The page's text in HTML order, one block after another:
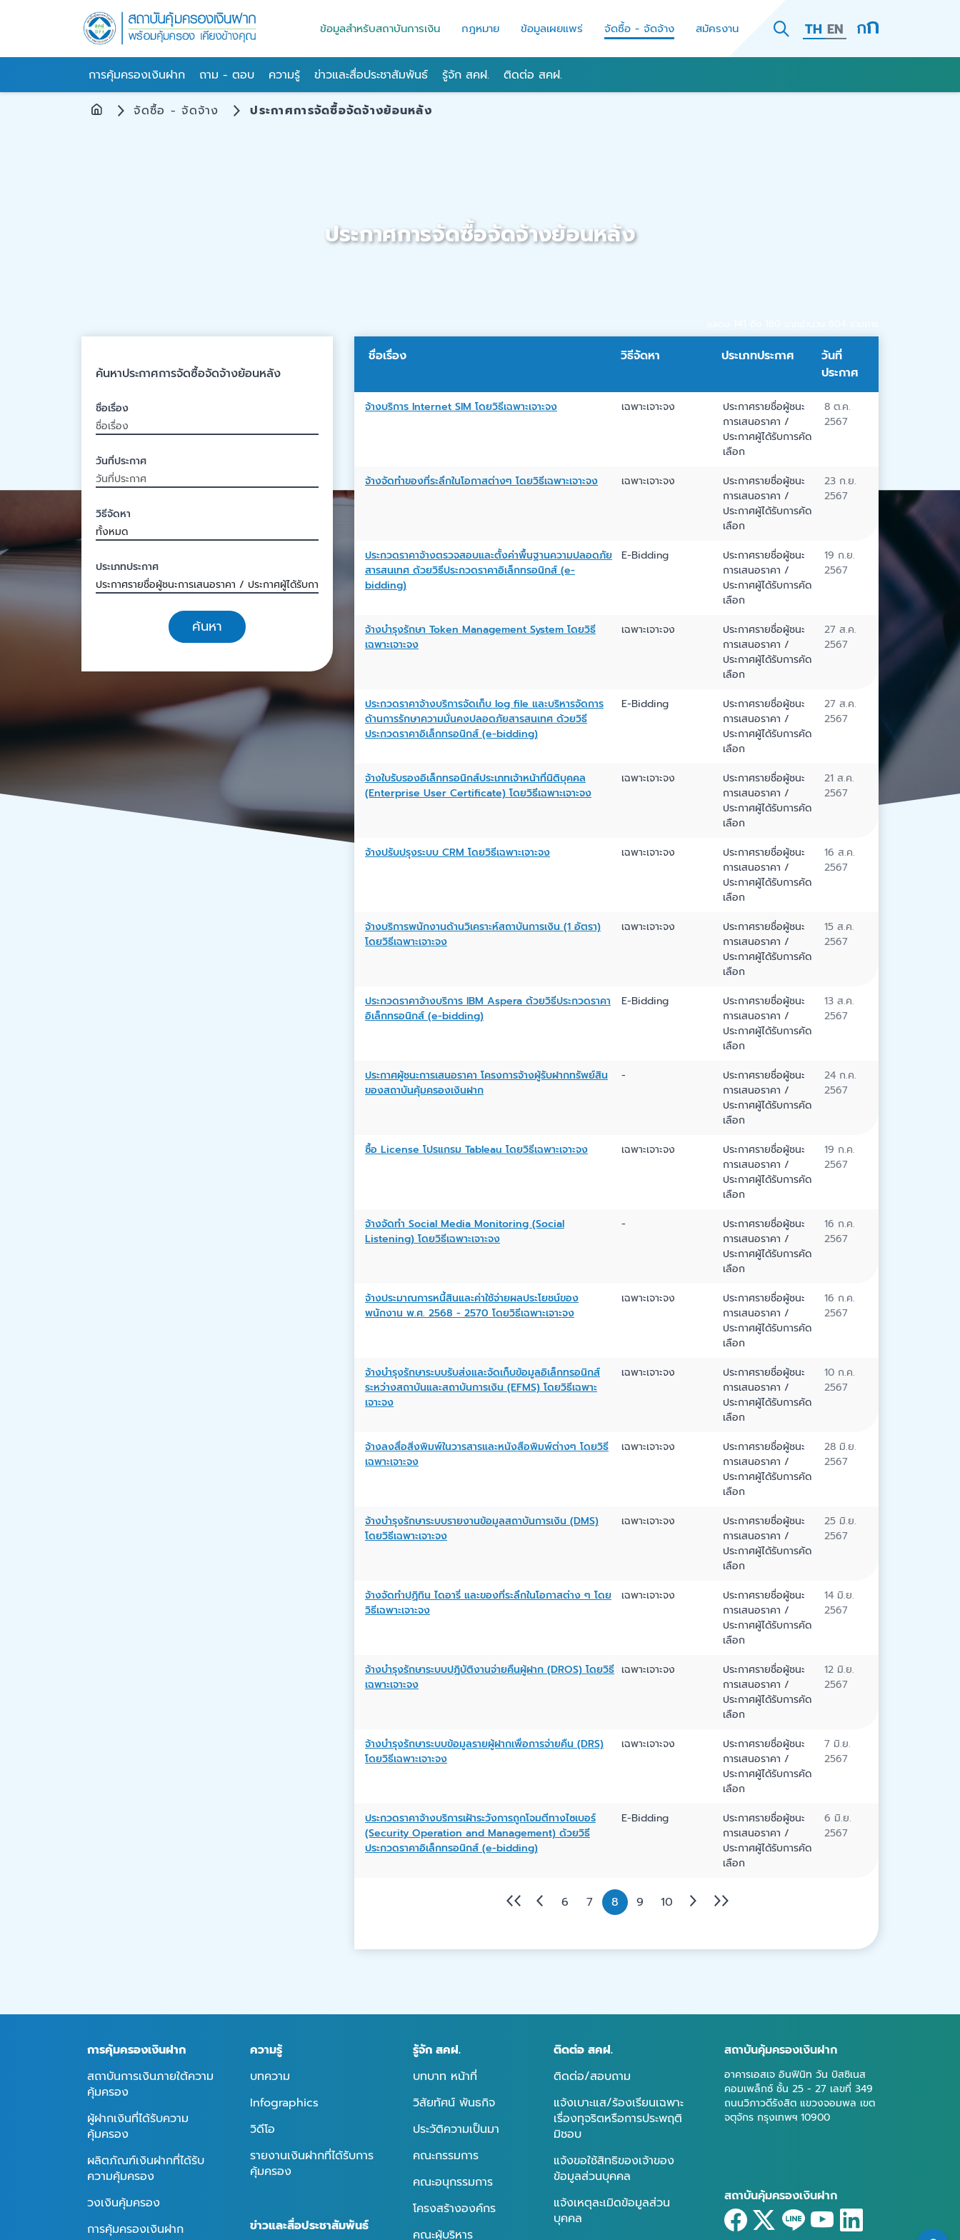
ข้อมูลสำหรับสถาบันการเงิน กฎหมาย ข้อมูลเผยแพร่ จัดซื้อ - จัดจ้าง สมัครงาน TH EN
การคุ้มครองเงินฝาก ถาม - ตอบ ความรู้ ข่าวและสื่อประชาสัมพันธ์ รู้จัก สคฝ. ติดต่อ สคฝ.
จัดซื้อ - จัดจ้าง ประกาศการจัดซื้อจัดจ้างย้อนหลัง
ประกาศการจัดซื้อจัดจ้างย้อนหลัง
ค้นหาประกาศการจัดซื้อจัดจ้างย้อนหลัง
ชื่อเรื่อง
วันที่ประกาศ
วิธีจัดหา
ประเภทประกาศ
ค้นหา
ชื่อเรื่อง วิธีจัดหา ประเภทประกาศ
วันที่
ประกาศ
จ้างบริการ Internet SIM โดยวิธีเฉพาะเจาะจง เฉพาะเจาะจง
ประกาศรายชื่อผู้ชนะ
การเสนอราคา /
ประกาศผู้ได้รับการคัด
เลือก
8 ต.ค.
2567
จ้างจัดทำของที่ระลึกในโอกาสต่างๆ โดยวิธีเฉพาะเจาะจง เฉพาะเจาะจง
ประกาศรายชื่อผู้ชนะ
การเสนอราคา /
ประกาศผู้ได้รับการคัด
เลือก
23 ก.ย.
2567
ประกวดราคาจ้างตรวจสอบและตั้งค่าพื้นฐานความปลอดภัย
สารสนเทศ ด้วยวิธีประกวดราคาอิเล็กทรอนิกส์ (e-
bidding)
E-Bidding
ประกาศรายชื่อผู้ชนะ
การเสนอราคา /
ประกาศผู้ได้รับการคัด
เลือก
19 ก.ย.
2567
จ้างบำรุงรักษา Token Management System โดยวิธี
เฉพาะเจาะจง
เฉพาะเจาะจง
ประกาศรายชื่อผู้ชนะ
การเสนอราคา /
ประกาศผู้ได้รับการคัด
เลือก
27 ส.ค.
2567
ประกวดราคาจ้างบริการจัดเก็บ log file และบริหารจัดการ
ด้านการรักษาความมั่นคงปลอดภัยสารสนเทศ ด้วยวิธี
ประกวดราคาอิเล็กทรอนิกส์ (e-bidding)
E-Bidding
ประกาศรายชื่อผู้ชนะ
การเสนอราคา /
ประกาศผู้ได้รับการคัด
เลือก
27 ส.ค.
2567
จ้างใบรับรองอิเล็กทรอนิกส์ประเภทเจ้าหน้าที่นิติบุคคล
(Enterprise User Certificate) โดยวิธีเฉพาะเจาะจง
เฉพาะเจาะจง
ประกาศรายชื่อผู้ชนะ
การเสนอราคา /
ประกาศผู้ได้รับการคัด
เลือก
21 ส.ค.
2567
จ้างปรับปรุงระบบ CRM โดยวิธีเฉพาะเจาะจง เฉพาะเจาะจง
ประกาศรายชื่อผู้ชนะ
การเสนอราคา /
ประกาศผู้ได้รับการคัด
เลือก
16 ส.ค.
2567
จ้างบริการพนักงานด้านวิเคราะห์สถาบันการเงิน (1 อัตรา)
โดยวิธีเฉพาะเจาะจง
เฉพาะเจาะจง
ประกาศรายชื่อผู้ชนะ
การเสนอราคา /
ประกาศผู้ได้รับการคัด
เลือก
15 ส.ค.
2567
ประกวดราคาจ้างบริการ IBM Aspera ด้วยวิธีประกวดราคา
อิเล็กทรอนิกส์ (e-bidding)
E-Bidding
ประกาศรายชื่อผู้ชนะ
การเสนอราคา /
ประกาศผู้ได้รับการคัด
เลือก
13 ส.ค.
2567
ประกาศผู้ชนะการเสนอราคา โครงการจ้างผู้รับฝากทรัพย์สิน
ของสถาบันคุ้มครองเงินฝาก
-
ประกาศรายชื่อผู้ชนะ
การเสนอราคา /
ประกาศผู้ได้รับการคัด
เลือก
24 ก.ค.
2567
ซื้อ License โปรแกรม Tableau โดยวิธีเฉพาะเจาะจง เฉพาะเจาะจง
ประกาศรายชื่อผู้ชนะ
การเสนอราคา /
ประกาศผู้ได้รับการคัด
เลือก
19 ก.ค.
2567
จ้างจัดทำ Social Media Monitoring (Social
Listening) โดยวิธีเฉพาะเจาะจง
-
ประกาศรายชื่อผู้ชนะ
การเสนอราคา /
ประกาศผู้ได้รับการคัด
เลือก
16 ก.ค.
2567
จ้างประมาณการหนี้สินและค่าใช้จ่ายผลประโยชน์ของ
พนักงาน พ.ศ. 2568 - 2570 โดยวิธีเฉพาะเจาะจง
เฉพาะเจาะจง
ประกาศรายชื่อผู้ชนะ
การเสนอราคา /
ประกาศผู้ได้รับการคัด
เลือก
16 ก.ค.
2567
จ้างบำรุงรักษาระบบรับส่งและจัดเก็บข้อมูลอิเล็กทรอนิกส์
ระหว่างสถาบันและสถาบันการเงิน (EFMS) โดยวิธีเฉพาะ
เจาะจง
เฉพาะเจาะจง
ประกาศรายชื่อผู้ชนะ
การเสนอราคา /
ประกาศผู้ได้รับการคัด
เลือก
10 ก.ค.
2567
จ้างลงสื่อสิ่งพิมพ์ในวารสารและหนังสือพิมพ์ต่างๆ โดยวิธี
เฉพาะเจาะจง
เฉพาะเจาะจง
ประกาศรายชื่อผู้ชนะ
การเสนอราคา /
ประกาศผู้ได้รับการคัด
เลือก
28 มิ.ย.
2567
จ้างบำรุงรักษาระบบรายงานข้อมูลสถาบันการเงิน (DMS)
โดยวิธีเฉพาะเจาะจง
เฉพาะเจาะจง
ประกาศรายชื่อผู้ชนะ
การเสนอราคา /
ประกาศผู้ได้รับการคัด
เลือก
25 มิ.ย.
2567
จ้างจัดทำปฏิทิน ไดอารี่ และของที่ระลึกในโอกาสต่าง ๆ โดย
วิธีเฉพาะเจาะจง
เฉพาะเจาะจง
ประกาศรายชื่อผู้ชนะ
การเสนอราคา /
ประกาศผู้ได้รับการคัด
เลือก
14 มิ.ย.
2567
จ้างบำรุงรักษาระบบปฏิบัติงานจ่ายคืนผู้ฝาก (DROS) โดยวิธี
เฉพาะเจาะจง
เฉพาะเจาะจง
ประกาศรายชื่อผู้ชนะ
การเสนอราคา /
ประกาศผู้ได้รับการคัด
เลือก
12 มิ.ย.
2567
จ้างบำรุงรักษาระบบข้อมูลรายผู้ฝากเพื่อการจ่ายคืน (DRS)
โดยวิธีเฉพาะเจาะจง
เฉพาะเจาะจง
ประกาศรายชื่อผู้ชนะ
การเสนอราคา /
ประกาศผู้ได้รับการคัด
เลือก
7 มิ.ย.
2567
ประกวดราคาจ้างบริการเฝ้าระวังการถูกโจมตีทางไซเบอร์
(Security Operation and Management) ด้วยวิธี
ประกวดราคาอิเล็กทรอนิกส์ (e-bidding)
E-Bidding
ประกาศรายชื่อผู้ชนะ
การเสนอราคา /
ประกาศผู้ได้รับการคัด
เลือก
6 มิ.ย.
2567
6 7 8 9 10
การคุ้มครองเงินฝาก
สถาบันการเงินภายใต้ความ
คุ้มครอง
ผู้ฝากเงินที่ได้รับความ
คุ้มครอง
ผลิตภัณฑ์เงินฝากที่ได้รับ
ความคุ้มครอง
วงเงินคุ้มครอง
การคุ้มครองเงินฝาก
ความรู้
บทความ
Infographics
วิดีโอ
รายงานเงินฝากที่ได้รับการ
คุ้มครอง
ข่าวและสื่อประชาสัมพันธ์
รู้จัก สคฝ.
บทบาท หน้าที่
วิสัยทัศน์ พันธกิจ
ประวัติความเป็นมา
คณะกรรมการ
คณะอนุกรรมการ
โครงสร้างองค์กร
คณะผู้บริหาร
ติดต่อ สคฝ.
ติดต่อ/สอบถาม
แจ้งเบาะแส/ร้องเรียนเฉพาะ
เรื่องทุจริตหรือการประพฤติ
มิชอบ
แจ้งขอใช้สิทธิของเจ้าของ
ข้อมูลส่วนบุคคล
แจ้งเหตุละเมิดข้อมูลส่วน
บุคคล
สถาบันคุ้มครองเงินฝาก
อาคารเอสเจ อินฟินิท วัน บิสซิเนส
คอมเพล็กซ์ ชั้น 25 - 27 เลขที่ 349
ถนนวิภาวดีรังสิต แขวงจอมพล เขต
จตุจักร กรุงเทพฯ 10900
สถาบันคุ้มครองเงินฝาก